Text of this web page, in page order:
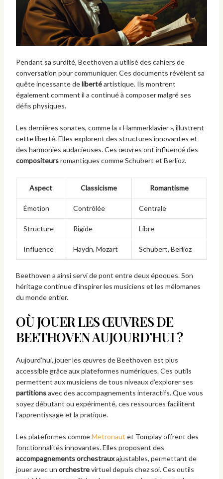
Pendant sa surdité, Beethoven a utilisé des cahiers de
conversation pour communiquer. Ces documents révèlent sa
quête incessante delibertéartistique. Ils montrent
également comment il a continué à composer malgré ses
défis physiques.
Les dernières sonates, comme la « Hammerklavier », illustrent
cette liberté. Elles explorent des structures innovantes et
des harmonies audacieuses. Ces œuvres ont influencé des
compositeursromantiques comme Schubert et Berlioz.
Aspect Classicisme Romantisme
Émotion Contrôlée Centrale
Structure Rigide Libre
Influence Haydn, Mozart Schubert, Berlioz
Beethoven a ainsi servi de pont entre deux époques. Son
héritage continue d’inspirer les musiciens et les mélomanes
du monde entier.
OÙ JOUER LES ŒUVRES DE
BEETHOVEN AUJOURD’HUI ?
Aujourd’hui, jouer les œuvres de Beethoven est plus
accessible grâce aux plateformes numériques. Ces outils
permettent aux musiciens de tous niveaux d’explorer ses
partitionsavec des accompagnements interactifs. Que vous
soyez débutant ou expérimenté, ces ressources facilitent
l’apprentissage et la pratique.
Les plateformes commeMetronaut et Tomplay offrent des
fonctionnalités innovantes. Elles proposent des
accompagnements orchestrauxajustables, permettant de
jouer avec un orchestrevirtuel depuis chez soi. Ces outils